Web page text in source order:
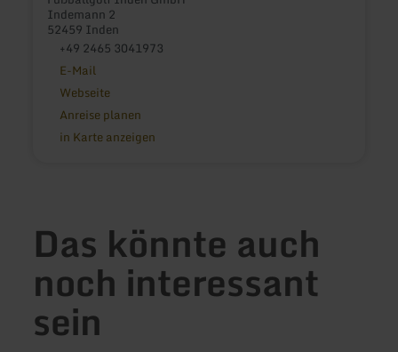
Indemann 2
52459 Inden
+49 2465 3041973
E-Mail
Webseite
Anreise planen
in Karte anzeigen
Das könnte auch
noch interessant
sein